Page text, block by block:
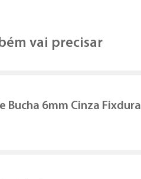
vai precisar
Bucha 6mm Cinza Fixdura